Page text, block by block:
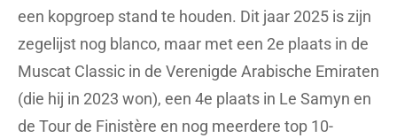
een kopgroep stand te houden. Dit jaar 2025 is zijn
zegelijst nog blanco, maar met een 2e plaats in de
Muscat Classic in de Verenigde Arabische Emiraten
(die hij in 2023 won), een 4e plaats in Le Samyn en
de Tour de Finistère en nog meerdere top 10-